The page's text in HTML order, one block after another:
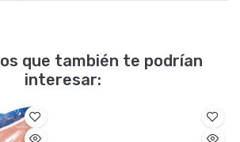
que también te podrían
interesar: